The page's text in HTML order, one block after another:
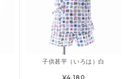
子供甚平（いろは）白
¥4,180